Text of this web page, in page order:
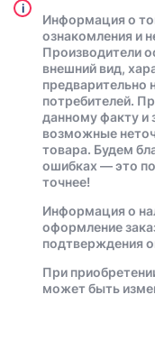
i
Информация о
ознакомления и
Производители
внешний вид,
предварительно
потребителей.
данному факту и
возможные
товара. Будем
ошибках — это
точнее!
Информация о
оформление
подтверждения
При
может быть